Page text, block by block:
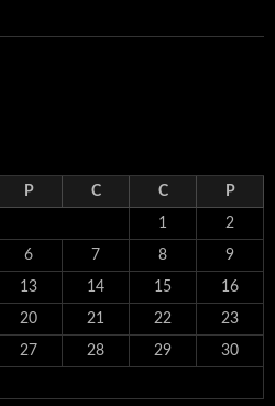
P C C P
1 2
6 7 8 9
13 14 15 16
20 21 22 23
27 28 29 30